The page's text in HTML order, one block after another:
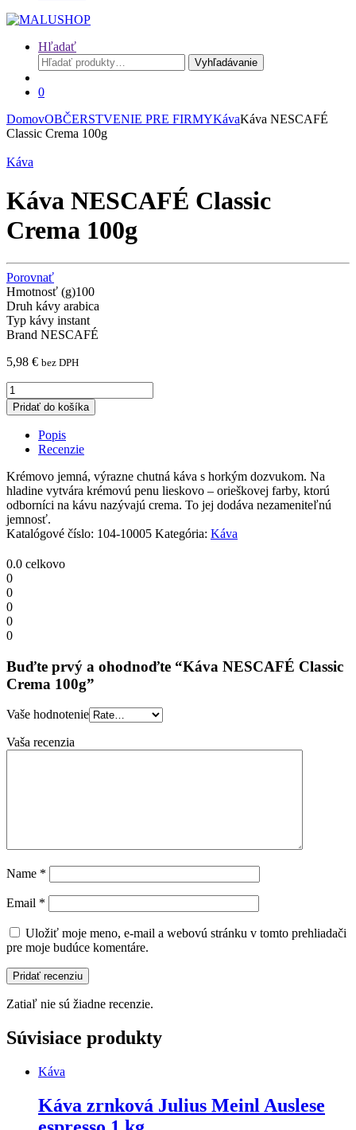
Hľadať
Hľadať:
Vyhľadávanie
0
DomovOBČERSTVENIE PRE FIRMYKávaKáva NESCAFÉ
Classic Crema 100g
Káva
Káva NESCAFÉ Classic
Crema 100g
Porovnať
Hmotnosť (g)100
Druh kávy arabica
Typ kávy instant
Brand NESCAFÉ
5,98 € bez DPH
Káva
NESCAFÉ
Classic
Crema
100g
quantity
Pridať do košíka
Popis
Recenzie
Krémovo jemná, výrazne chutná káva s horkým dozvukom. Na
hladine vytvára krémovú penu lieskovo – orieškovej farby, ktorú
odborníci na kávu nazývajú crema. To jej dodáva nezameniteľnú
jemnosť.
Katalógové číslo: 104-10005 Kategória: Káva
0.0 celkovo
0
0
0
0
0
Buďte prvý a ohodnoďte “Káva NESCAFÉ Classic
Crema 100g”
Vaše hodnotenie
Vaša recenzia
Name *
Email *
Uložiť moje meno, e-mail a webovú stránku v tomto prehliadači
pre moje budúce komentáre.
Zatiaľ nie sú žiadne recenzie.
Súvisiace produkty
Káva
Káva zrnková Julius Meinl Auslese